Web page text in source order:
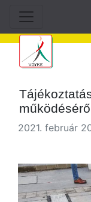
2021. február